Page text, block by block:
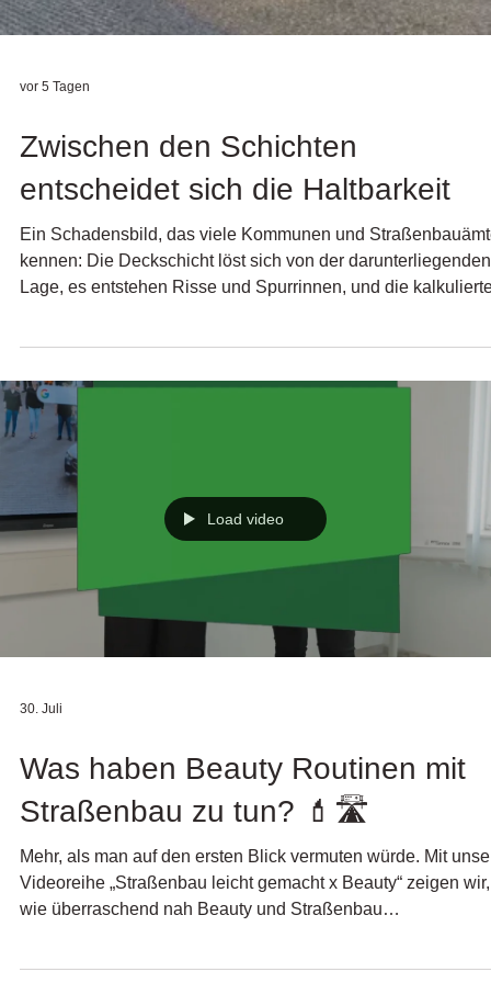
vor 5 Tagen
Zwischen den Schichten
entscheidet sich die Haltbarkeit
Ein Schadensbild, das viele Kommunen und
ist ein unzureichender Schichtenverbund. Sind die einzelnen
Asphaltlagen nicht fest genug miteinander verklebt, können
sich unter Verkehrsbelastung und Witterungseinflüssen
gegeneinander verschieben. Die Folge sind frühzeitige
Schäden und
Load video
30. Juli
Was haben Beauty Routinen mit
Straßenbau zu tun? 💄🛣️
Mehr, als man auf den ersten Blick vermuten würde. Mit